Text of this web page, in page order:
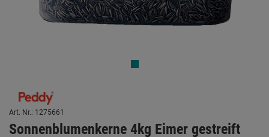
Art. Nr.: 1275661
Sonnenblumenkerne 4kg Eimer gestreift